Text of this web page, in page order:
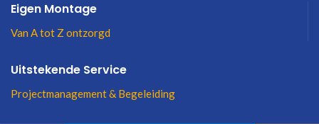
Eigen Montage
Van A tot Z ontzorgd
Uitstekende Service
Projectmanagement & Begeleiding